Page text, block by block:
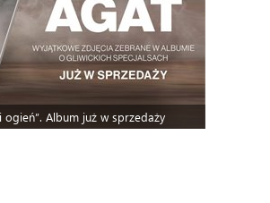
i ogień”. Album już w sprzedaży